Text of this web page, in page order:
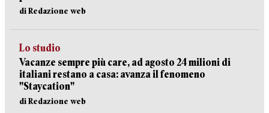
di Redazione web
Lo studio
Vacanze sempre più care, ad agosto 24 milioni di
italiani restano a casa: avanza il fenomeno
"Staycation"
di Redazione web